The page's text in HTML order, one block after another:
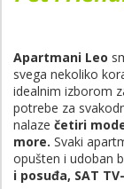
Apartmani Leo
svega nekoliko
idealnim izborom
potrebe za
nalaze četiri
more. Svaki
opušten i udoban
i posuđa, SAT